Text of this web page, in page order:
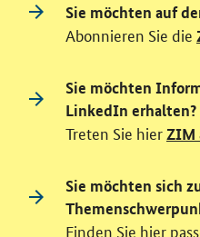
Sie möchten auf
Abonnieren Sie die
Sie möchten
LinkedIn erhalten?
Treten Sie hierZIM
Sie möchten sich
Finden Sie hier